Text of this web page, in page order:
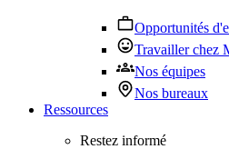
Opportunités
Travailler chez
Nos équipes
Nos bureaux
Ressources
Restez informé